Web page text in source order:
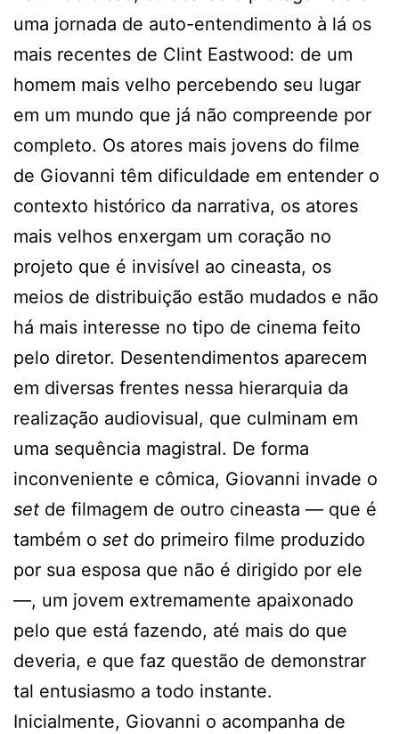
uma jornada de auto-entendimento à lá os
mais recentes de Clint Eastwood: de um
homem mais velho percebendo seu lugar
em um mundo que já não compreende por
completo. Os atores mais jovens do filme
de Giovanni têm dificuldade em entender o
contexto histórico da narrativa, os atores
mais velhos enxergam um coração no
projeto que é invisível ao cineasta, os
meios de distribuição estão mudados e não
há mais interesse no tipo de cinema feito
pelo diretor. Desentendimentos aparecem
em diversas frentes nessa hierarquia da
realização audiovisual, que culminam em
uma sequência magistral. De forma
inconveniente e cômica, Giovanni invade o
set de filmagem de outro cineasta — que é
também o set do primeiro filme produzido
por sua esposa que não é dirigido por ele
—, um jovem extremamente apaixonado
pelo que está fazendo, até mais do que
deveria, e que faz questão de demonstrar
tal entusiasmo a todo instante.
Inicialmente, Giovanni o acompanha de